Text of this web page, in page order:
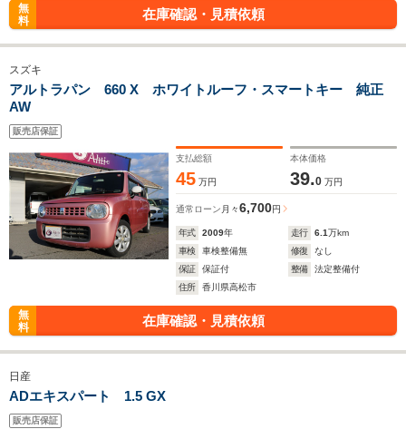
無
料
在庫確認・見積依頼
スズキ
アルトラパン 660 X ホワイトルーフ・スマートキー 純正
AW
販売店保証
支払総額
45 万円
本体価格
39.0 万円
通常ローン 月々6,700円
年式 2009年 走行 6.1万km
車検
車検整備無 修復
なし
保証
保証付 整備
法定整備付
住所
香川県高松市
無
料
在庫確認・見積依頼
日産
ADエキスパート 1.5 GX
販売店保証